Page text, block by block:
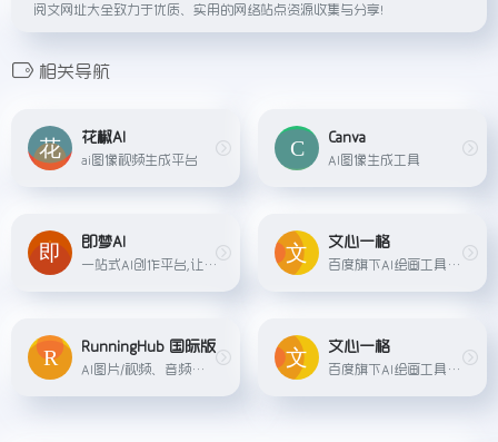
阅文网址大全致力于优质、实用的网络站点资源收集与分享！
相关导航
花椒AI
ai图像视频生成平台
Canva
AI图像生成工具
即梦AI
一站式AI创作平台,让灵感即刻成片。即梦提供AI绘画和AIGC视频创作体验,拥有激发无限创作灵感的社区。
文心一格
百度旗下AI绘画工具，根据描述词生成绘画
RunningHub 国际版
AI图片/视频、音频等综合创作平台
文心一格
百度旗下AI绘画工具，根据描述词生成绘画